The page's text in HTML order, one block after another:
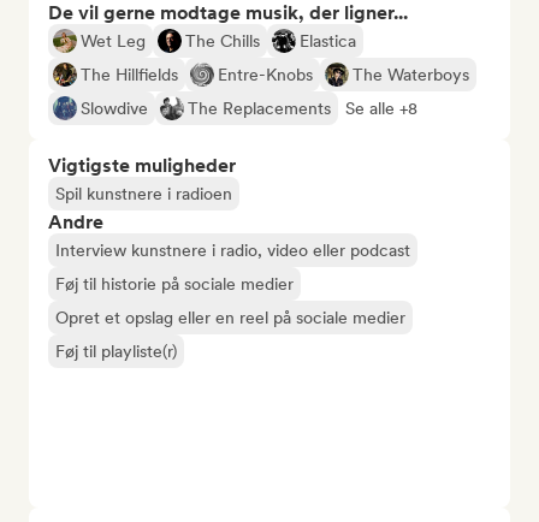
De vil gerne modtage musik, der ligner...
Wet Leg The Chills
Elastica
The Hillfields
Entre-Knobs
The Waterboys
Slowdive
The Replacements Se alle +8
Vigtigste muligheder
Spil kunstnere i radioen
Andre
Interview kunstnere i radio, video eller podcast
Føj til historie på sociale medier
Opret et opslag eller en reel på sociale medier
Føj til playliste(r)